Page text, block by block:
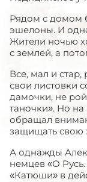
Рядом с домом
эшелоны. И
Жители ночью
с землей, а
Все, мал и
свои листовки
дамочки, не
таночки». Но на
обращал
защищать свою
А однажды
немцев «О
«Катюши» в